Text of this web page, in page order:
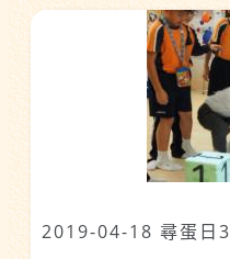
2019-04-18 尋蛋日3